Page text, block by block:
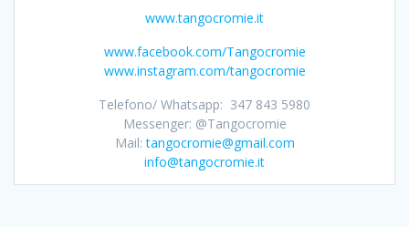
www.tangocromie.it
www.facebook.com/Tangocromie
www.instagram.com/tangocromie
Telefono/ Whatsapp: 347 843 5980
Messenger: @Tangocromie
Mail:tangocromie@gmail.com
info@tangocromie.it